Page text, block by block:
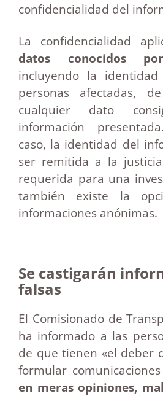
confidencialidad del
La confidencialidad
datos conocidos
incluyendo la
personas afectadas,
cualquier dato
información
caso, la identidad del
ser remitida a la
requerida para una
también existe la
informaciones anónimas.
Se castigarán
falsas
El Comisionado de
ha informado a las
de que tienen «el deber
formular comunicaciones
en meras opiniones,